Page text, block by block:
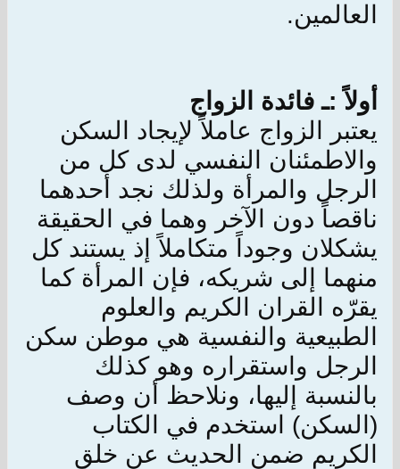
العالمين.
أولاً :ـ فائدة الزواج
يعتبر الزواج عاملاً لإيجاد السكن
والاطمئنان النفسي لدى كل من
الرجل والمرأة ولذلك نجد أحدهما
ناقصاً دون الآخر وهما في الحقيقة
يشكلان وجوداً متكاملاً إذ يستند كل
منهما إلى شريكه، فإن المرأة كما
يقرّه القران الكريم والعلوم
الطبيعية والنفسية هي موطن سكن
الرجل واستقراره وهو كذلك
بالنسبة إليها، ونلاحظ أن وصف
(السكن) استخدم في الكتاب
الكريم ضمن الحديث عن خلق